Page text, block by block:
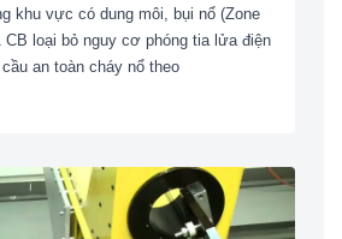
khu vực có dung môi, bụi nổ (Zone
CB loại bỏ nguy cơ phóng tia lửa điện
an toàn cháy nổ theo